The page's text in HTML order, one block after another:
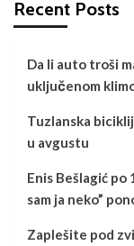
Recent Posts
Da li auto troši
uključenom
Tuzlanska
u avgustu
Enis Bešlagić po
sam ja neko”
Zaplešite pod